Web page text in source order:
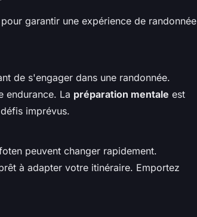
garantir une expérience de randonnée
de s'engager dans une randonnée.
endurance. La préparation mentale est
imprévus.
peuvent changer rapidement.
à adapter votre itinéraire. Emportez